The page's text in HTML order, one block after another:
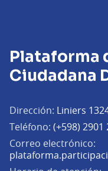
Plataforma
Ciudadana
Dirección: Liniers
Teléfono: (+598) 2901
Correo electrónico: